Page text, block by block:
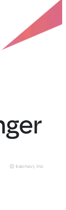
© kaonavi, Inc